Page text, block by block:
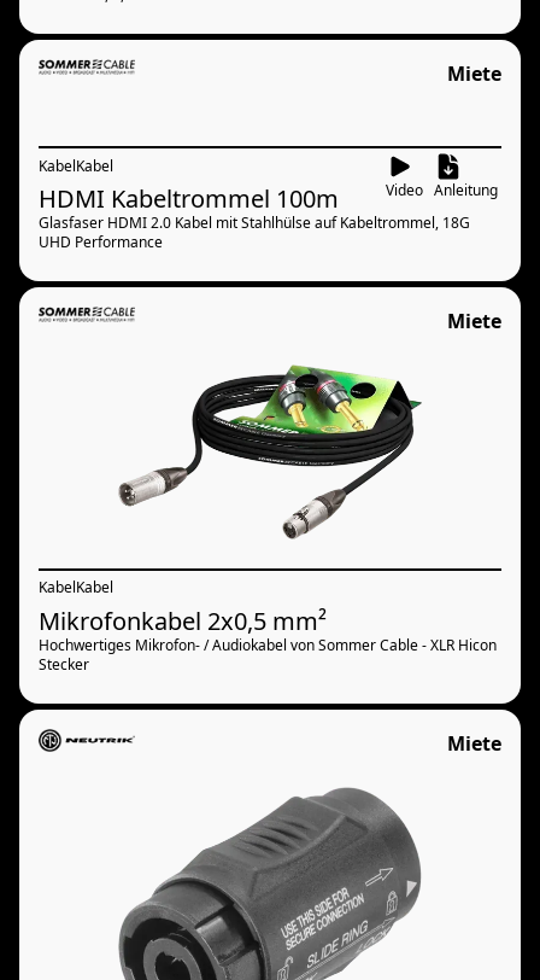
Miete
KabelKabel
Video Anleitung
HDMI Kabeltrommel 100m
Glasfaser HDMI 2.0 Kabel mit Stahlhülse auf Kabeltrommel, 18G
UHD Performance
Miete
KabelKabel
Mikrofonkabel 2x0,5 mm²
Hochwertiges Mikrofon- / Audiokabel von Sommer Cable - XLR Hicon
Stecker
Miete